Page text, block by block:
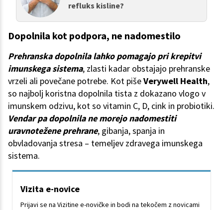
refluks kisline?
Dopolnila kot podpora, ne nadomestilo
Prehranska dopolnila lahko pomagajo pri krepitvi
imunskega sistema, zlasti kadar obstajajo prehranske
vrzeli ali povečane potrebe. Kot pišeVerywell Health,
so najbolj koristna dopolnila tista z dokazano vlogo v
imunskem odzivu, kot so vitamin C, D, cink in probiotiki.
Vendar pa dopolnila ne morejo nadomestiti
uravnotežene prehrane, gibanja, spanja in
obvladovanja stresa – temeljev zdravega imunskega
sistema.
Vizita e-novice
Prijavi se na Vizitine e-novičke in bodi na tekočem z novicami